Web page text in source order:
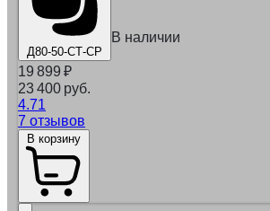
Д80-50-СТ-СР
В наличии
19 899 ₽
23 400 руб.
4.71
7 отзывов